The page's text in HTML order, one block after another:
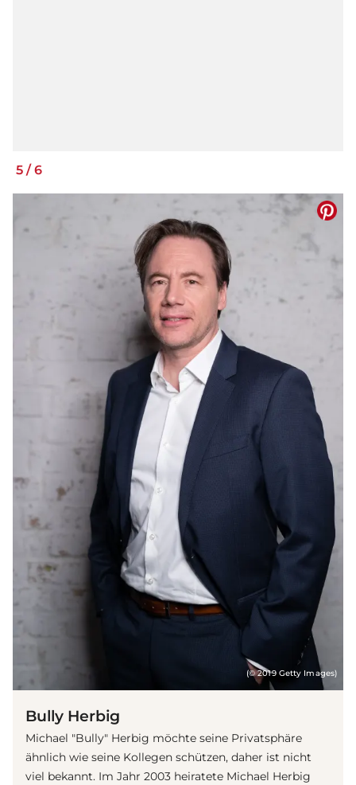
5 /6
(© 2019 Getty Images)
Bully Herbig
Michael "Bully" Herbig möchte seine Privatsphäre
ähnlich wie seine Kollegen schützen, daher ist nicht
viel bekannt. Im Jahr 2003 heiratete Michael Herbig